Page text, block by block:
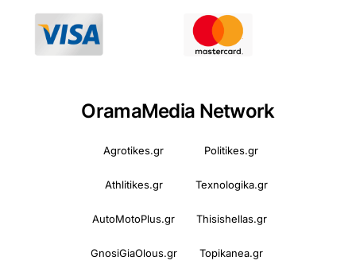
OramaMedia Network
Agrotikes.gr Politikes.gr
Athlitikes.gr Texnologika.gr
AutoMotoPlus.gr Thisishellas.gr
GnosiGiaOlous.gr Topikanea.gr